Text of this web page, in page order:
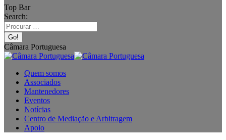
Top Bar
Search:
Câmara Portuguesa
Quem somos
Associados
Mantenedores
Eventos
Notícias
Centro de Mediação e Arbitragem
Apoio